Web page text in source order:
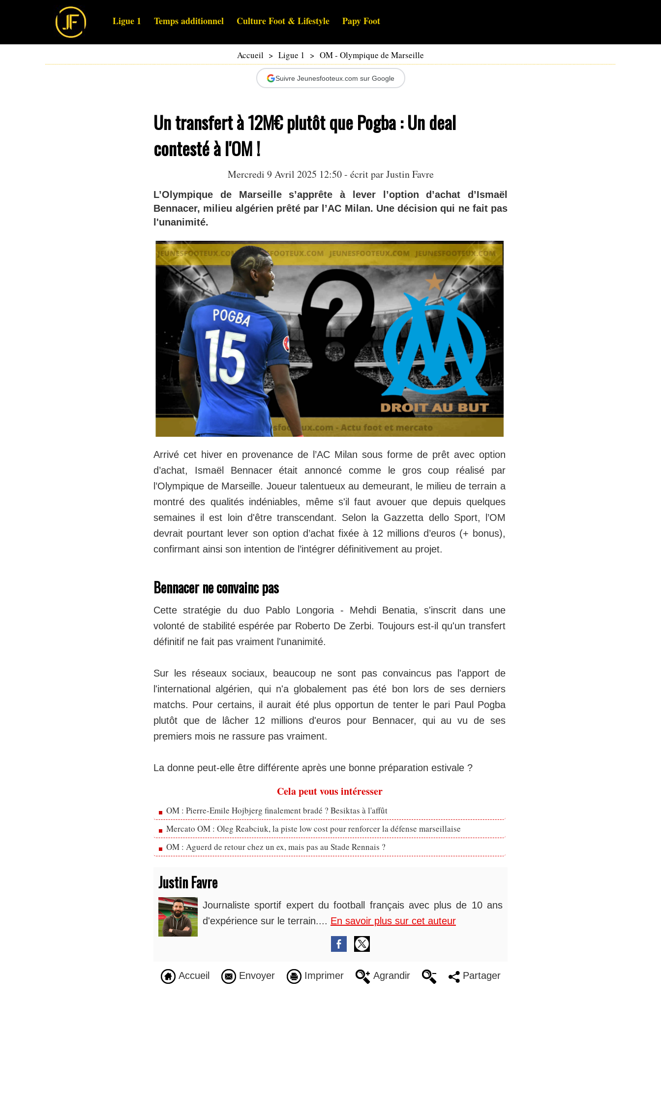
Ligue 1 Temps additionnel Culture Foot & Lifestyle Papy Foot
Accueil > Ligue 1 > OM - Olympique de Marseille
Suivre Jeunesfooteux.com sur Google
Un transfert à 12M€ plutôt que Pogba : Un deal
contesté à l'OM !
Mercredi 9 Avril 2025 12:50 - écrit parJustin Favre
L’Olympique de Marseille s’apprête à lever l’option d’achat d’Ismaël
Bennacer, milieu algérien prêté par l’AC Milan. Une décision qui ne fait pas
l'unanimité.
Arrivé cet hiver en provenance de l’AC Milan sous forme de prêt avec option
d’achat, Ismaël Bennacer était annoncé comme le gros coup réalisé par
l’Olympique de Marseille. Joueur talentueux au demeurant, le milieu de terrain a
montré des qualités indéniables, même s'il faut avouer que depuis quelques
semaines il est loin d'être transcendant. Selon la Gazzetta dello Sport, l’OM
devrait pourtant lever son option d’achat fixée à 12 millions d’euros (+ bonus),
confirmant ainsi son intention de l’intégrer définitivement au projet.
Bennacer ne convainc pas
Cette stratégie du duo Pablo Longoria - Mehdi Benatia, s'inscrit dans une
volonté de stabilité espérée par Roberto De Zerbi. Toujours est-il qu'un transfert
définitif ne fait pas vraiment l'unanimité.
Sur les réseaux sociaux, beaucoup ne sont pas convaincus pas l'apport de
l'international algérien, qui n'a globalement pas été bon lors de ses derniers
matchs. Pour certains, il aurait été plus opportun de tenter le pari Paul Pogba
plutôt que de lâcher 12 millions d'euros pour Bennacer, qui au vu de ses
premiers mois ne rassure pas vraiment.
La donne peut-elle être différente après une bonne préparation estivale ?
Cela peut vous intéresser
OM : Pierre-Emile Hojbjerg finalement bradé ? Besiktas à l'affût
Mercato OM : Oleg Reabciuk, la piste low cost pour renforcer la défense marseillaise
OM : Aguerd de retour chez un ex, mais pas au Stade Rennais ?
Justin Favre
Journaliste sportif expert du football français avec plus de 10 ans
d'expérience sur le terrain.... En savoir plus sur cet auteur
Accueil Envoyer Imprimer Agrandir Partager